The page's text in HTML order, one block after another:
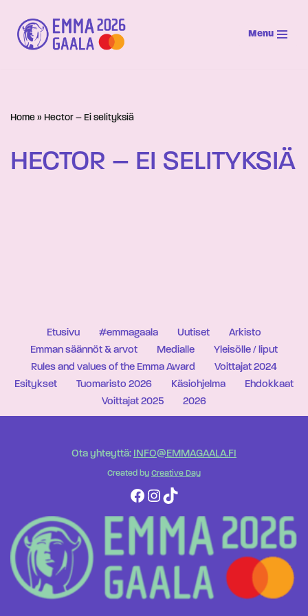
Siirry
suoraan
Menu
Home » Hector – Ei selityksiä
HECTOR – EI SELITYKSIÄ
Etusivu #emmagaala Uutiset
Arkisto
Emman säännöt & arvot
Medialle
Yleisölle / liput
Rules and values of the Emma Award
Voittajat 2024
Esitykset
Tuomaristo 2026 Käsiohjelma
Ehdokkaat
Voittajat 2025
2026
Ota yhteyttä: INFO@EMMAGAALA.FI
Created by Creative Day